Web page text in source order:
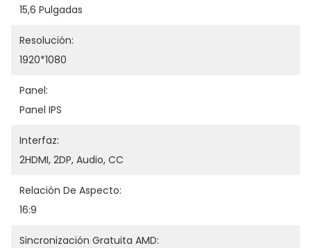
15,6 Pulgadas
Resolución:
1920*1080
Panel:
Panel IPS
Interfaz:
2HDMI, 2DP, Audio, CC
Relación De Aspecto:
16:9
Sincronización Gratuita AMD: